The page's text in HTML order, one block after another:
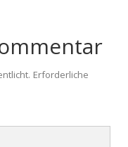
Erforderliche